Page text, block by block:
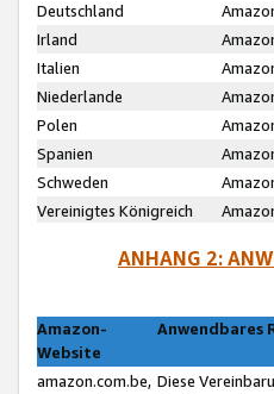
Deutschland
Irland
Italien
Niederlande
Polen
Spanien
Schweden
Vereinigtes Königreich
ANHANG 2:
Amazon-
Website
Anwendbares
amazon.com.be, Diese